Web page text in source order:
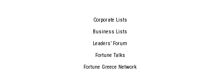
Corporate Lists
Business Lists
Leaders’ Forum
Fortune Talks
Fortune Greece Network